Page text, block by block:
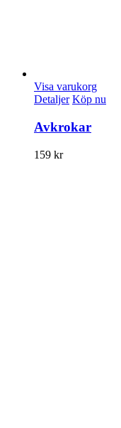
Visa varukorg
Detaljer Köp nu
Avkrokar
159 kr